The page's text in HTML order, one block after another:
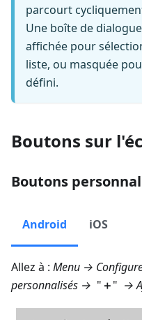
parcourt
Une boîte de
affichée pour
liste, ou masquée
défini.
Boutons sur
Boutons
Android iOS
Allez à : Menu →
personnalisés → " ＋" →